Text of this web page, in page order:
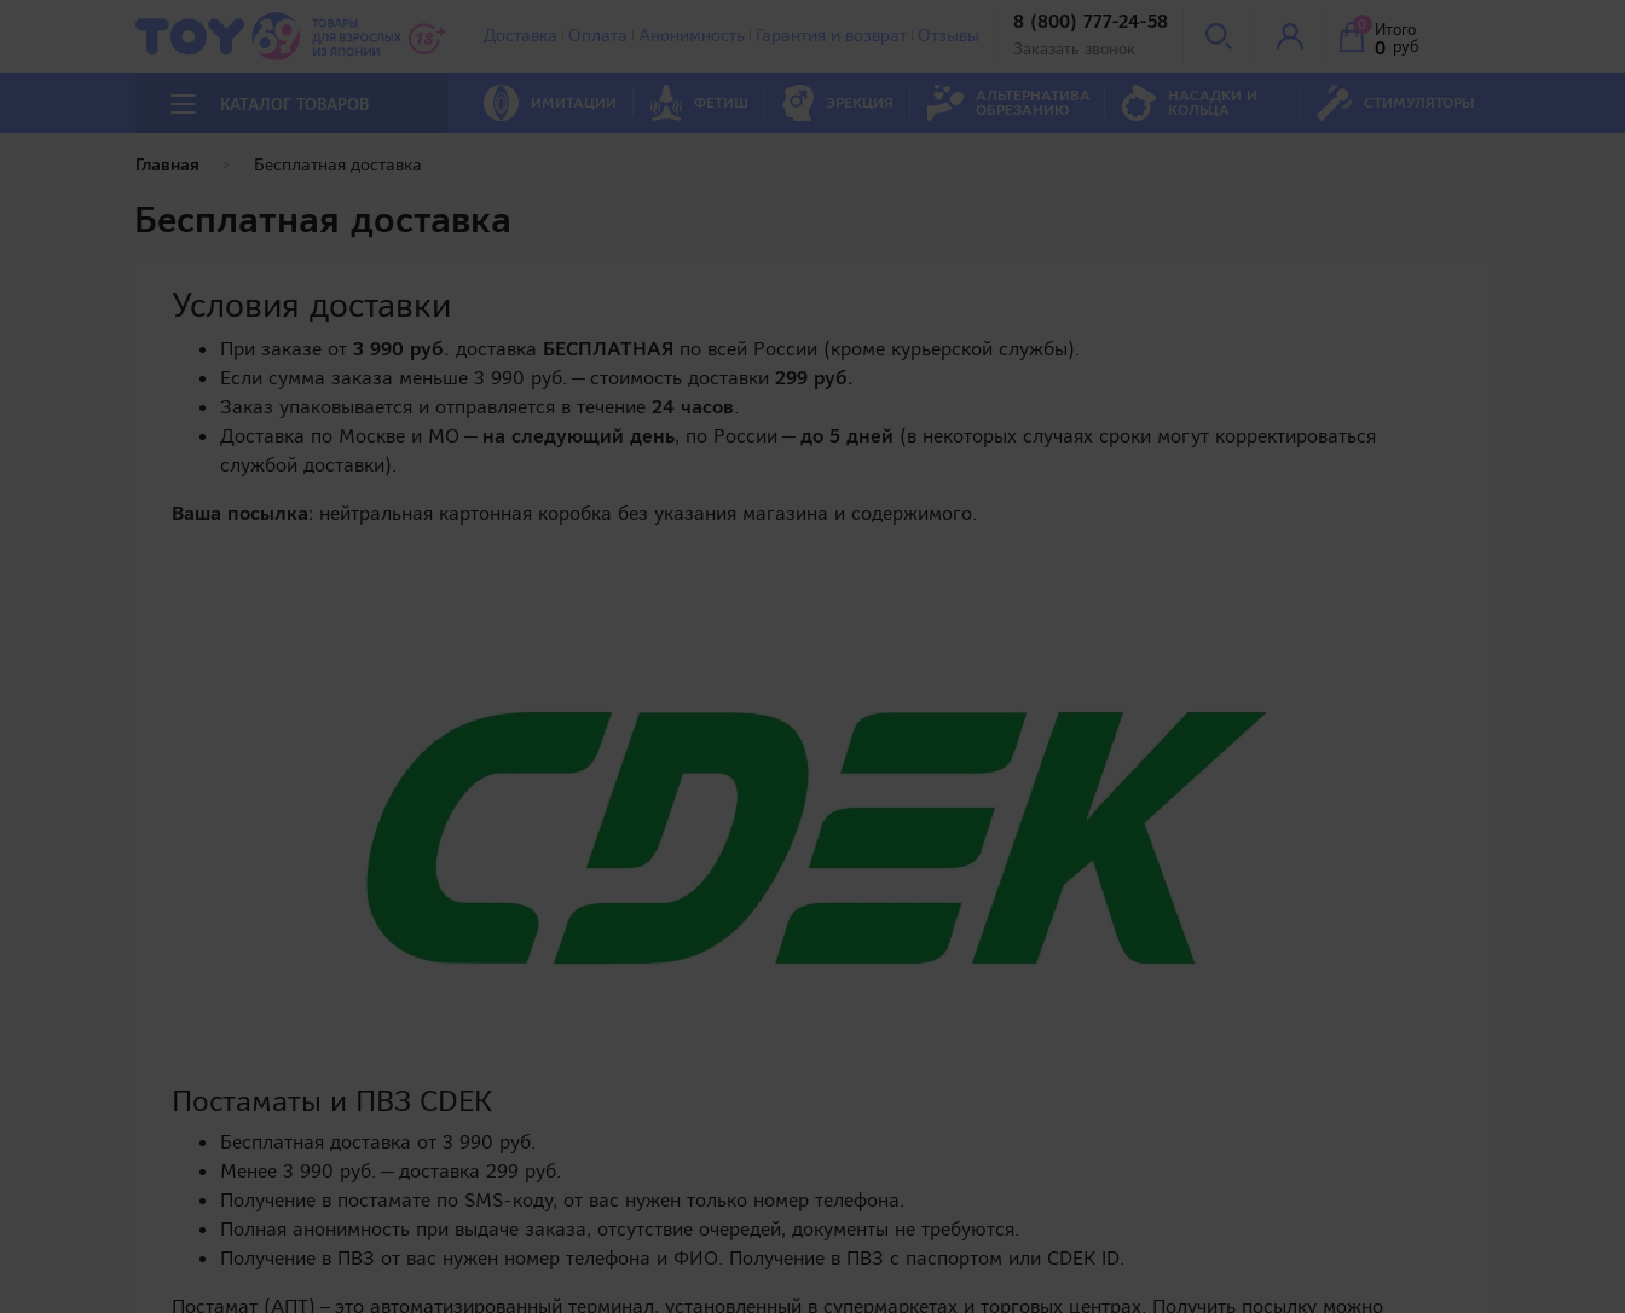
Доставка Оплата Анонимность Гарантия и возврат Отзывы
8 (800) 777-24-58
Заказать звонок
0 Итого
0 руб
КАТАЛОГ ТОВАРОВ ИМИТАЦИИ ФЕТИШ ЭРЕКЦИЯ АЛЬТЕРНАТИВА
ОБРЕЗАНИЮ
НАСАДКИ И
КОЛЬЦА СТИМУЛЯТОРЫ
Главная Бесплатная доставка
Бесплатная доставка
Условия доставки
При заказе от 3 990 руб. доставка БЕСПЛАТНАЯ по всей России (кроме курьерской службы).
Если сумма заказа меньше 3 990 руб. — стоимость доставки 299 руб.
Заказ упаковывается и отправляется в течение 24 часов.
Доставка по Москве и МО — на следующий день, по России —до 5 дней (в некоторых случаях сроки могут корректироваться
службой доставки).
Ваша посылка: нейтральная картонная коробка без указания магазина и содержимого.
Постаматы и ПВЗ CDEK
Бесплатная доставка от 3 990 руб.
Менее 3 990 руб. — доставка 299 руб.
Получение в постамате по SMS-коду, от вас нужен только номер телефона.
Полная анонимность при выдаче заказа, отсутствие очередей, документы не требуются.
Получение в ПВЗ от вас нужен номер телефона и ФИО. Получение в ПВЗ с паспортом или CDEK ID.
Постамат (АПТ) – это автоматизированный терминал, установленный в супермаркетах и торговых центрах. Получить посылку можно